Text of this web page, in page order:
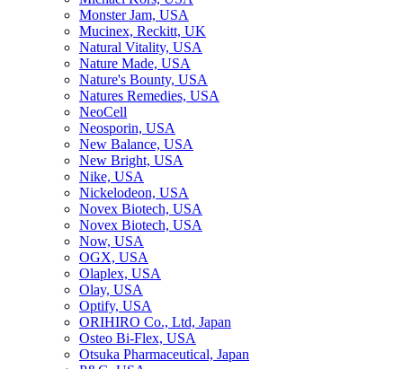
Monster Jam, USA
Mucinex, Reckitt, UK
Natural Vitality, USA
Nature Made, USA
Nature's Bounty, USA
Natures Remedies, USA
NeoCell
Neosporin, USA
New Balance, USA
New Bright, USA
Nike, USA
Niсkelodeon, USA
Novex Biotech, USA
Novex Biotech, USA
Now, USA
OGX, USA
Olaplex, USA
Olay, USA
Optify, USA
ORIHIRO Co., Ltd, Japan
Osteo Bi-Flex, USA
Otsuka Pharmaceutical, Japan